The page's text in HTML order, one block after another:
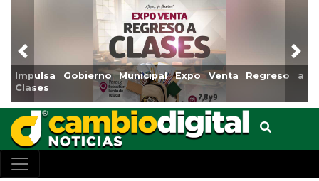
Gobierno Municipal Expo Venta Regreso a
Previous